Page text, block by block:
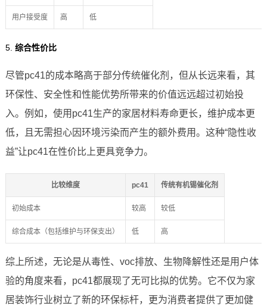
用户接受度 高 低
5. 综合性价比
尽管pc41的成本略高于部分传统催化剂，但从长远来看，其
环保性、安全性和性能优势所带来的价值远远超过初始投
入。例如，使用pc41生产的家居材料寿命更长，维护成本更
低，且无需担心因环境污染而产生的额外费用。这种“隐性收
益”让pc41在性价比上更具竞争力。
比较维度 pc41 传统有机锡催化剂
初始成本 较高 较低
综合成本（包括维护与环保支出） 低 高
综上所述，无论是从毒性、voc排放、生物降解性还是用户体
验的角度来看，pc41都展现了无可比拟的优势。它不仅为家
居装饰行业树立了新的环保标杆，更为消费者提供了更加健